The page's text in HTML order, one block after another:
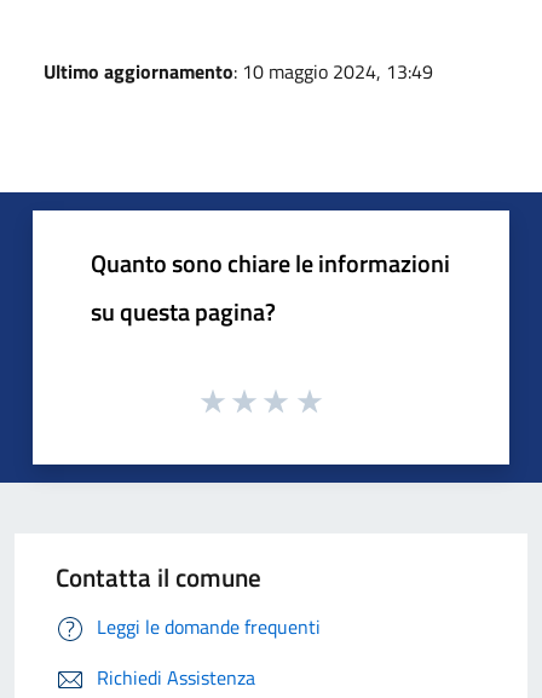
Ultimo aggiornamento: 10 maggio 2024, 13:49
Quanto sono chiare le informazioni
su questa pagina?
Contatta il comune
Leggi le domande frequenti
Richiedi Assistenza